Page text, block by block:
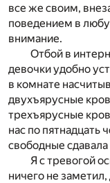
все же своим,
поведением в
внимание.
Отбой в
девочки удобно
в комнате
двухъярусные
трехъярусные
нас по пятнадцать
свободные
Я с тревогой
ничего не